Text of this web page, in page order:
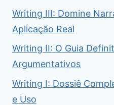
Writing III: Domine
Aplicação Real
Writing II: O Guia
Argumentativos
Writing I: Dossiê
e Uso